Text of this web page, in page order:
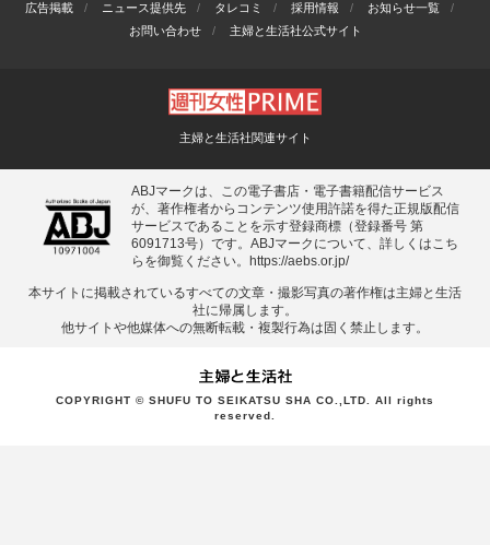
広告掲載
ニュース提供先 タレコミ 採用情報
お知らせ一覧
お問い合わせ
主婦と生活社公式サイト
主婦と生活社関連サイト
ABJマークは、この電子書店・電子書籍配信サービス
が、著作権者からコンテンツ使用許諾を得た正規版配信
サービスであることを示す登録商標（登録番号 第
6091713号）です。ABJマークについて、詳しくはこち
らを御覧ください。
https://aebs.or.jp/
本サイトに掲載されているすべての⽂章・撮影写真の著作権は主婦と⽣活
社に帰属します。
他サイトや他媒体への無断転載・複製⾏為は固く禁⽌します。
COPYRIGHT © SHUFU TO SEIKATSU SHA CO.,LTD. All rights
reserved.